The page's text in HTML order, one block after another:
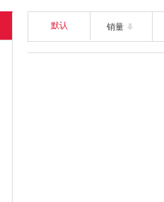
默认 销量